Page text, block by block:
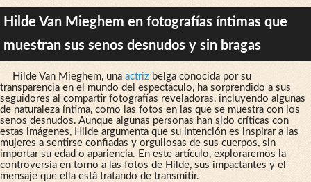
Hilde Van Mieghem en fotografías íntimas que
muestran sus senos desnudos y sin bragas
Hilde Van Mieghem, una actrizbelga conocida por su
transparencia en el mundo del espectáculo, ha sorprendido a sus
seguidores al compartir fotografías reveladoras, incluyendo algunas
de naturaleza íntima, como las fotos en las que se muestra con los
senos desnudos. Aunque algunas personas han sido críticas con
estas imágenes, Hilde argumenta que su intención es inspirar a las
mujeres a sentirse confiadas y orgullosas de sus cuerpos, sin
importar su edad o apariencia. En este artículo, exploraremos la
controversia en torno a las fotos de Hilde, sus impactantes y el
mensaje que ella está tratando de transmitir.